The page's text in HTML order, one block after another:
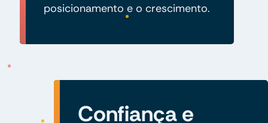
posicionamento e o crescimento.
Confiança e